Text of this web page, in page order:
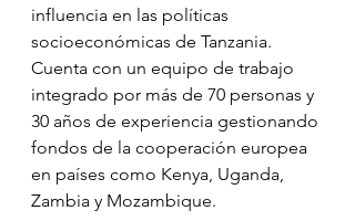
influencia en las políticas
socioeconómicas de Tanzania.
Cuenta con un equipo de trabajo
integrado por más de 70 personas y
30 años de experiencia gestionando
fondos de la cooperación europea
en países como Kenya, Uganda,
Zambia y Mozambique.